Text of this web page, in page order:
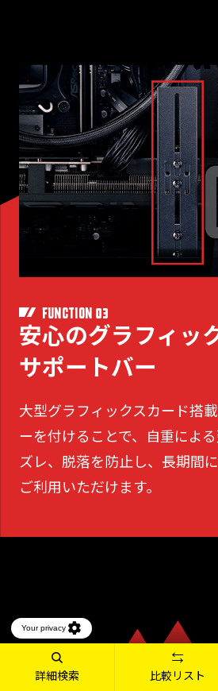
FUNCTION 03
安心のグラフィッ
サポートバー
大型グラフィックスカード搭
ーを付けることで、
自重によ
ズレ、脱落を防止し、長期間
ご利用いただけます。
詳細検索 比較リスト